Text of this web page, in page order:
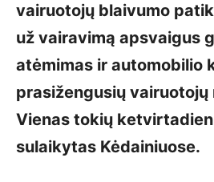
vairuotojų blaivumo
už vairavimą apsvaigus
atėmimas ir automobilio
prasižengusių vairuotojų
Vienas tokių
sulaikytas Kėdainiuose.